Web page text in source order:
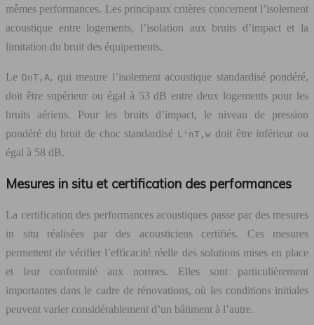
mêmes performances. Les principaux critères concernent l’isolement
acoustique entre logements, l’isolation aux bruits d’impact et la
limitation du bruit des équipements.
Le DnT,A, qui mesure l’isolement acoustique standardisé pondéré,
doit être supérieur ou égal à 53 dB entre deux logements pour les
bruits aériens. Pour les bruits d’impact, le niveau de pression
pondéré du bruit de choc standardisé L'nT,w doit être inférieur ou
égal à 58 dB.
Mesures in situ et certification des performances
La certification des performances acoustiques passe par des mesures
in situ réalisées par des acousticiens certifiés. Ces mesures
permettent de vérifier l’efficacité réelle des solutions mises en place
et leur conformité aux normes. Elles sont particulièrement
importantes dans le cadre de rénovations, où les conditions initiales
peuvent varier considérablement d’un bâtiment à l’autre.